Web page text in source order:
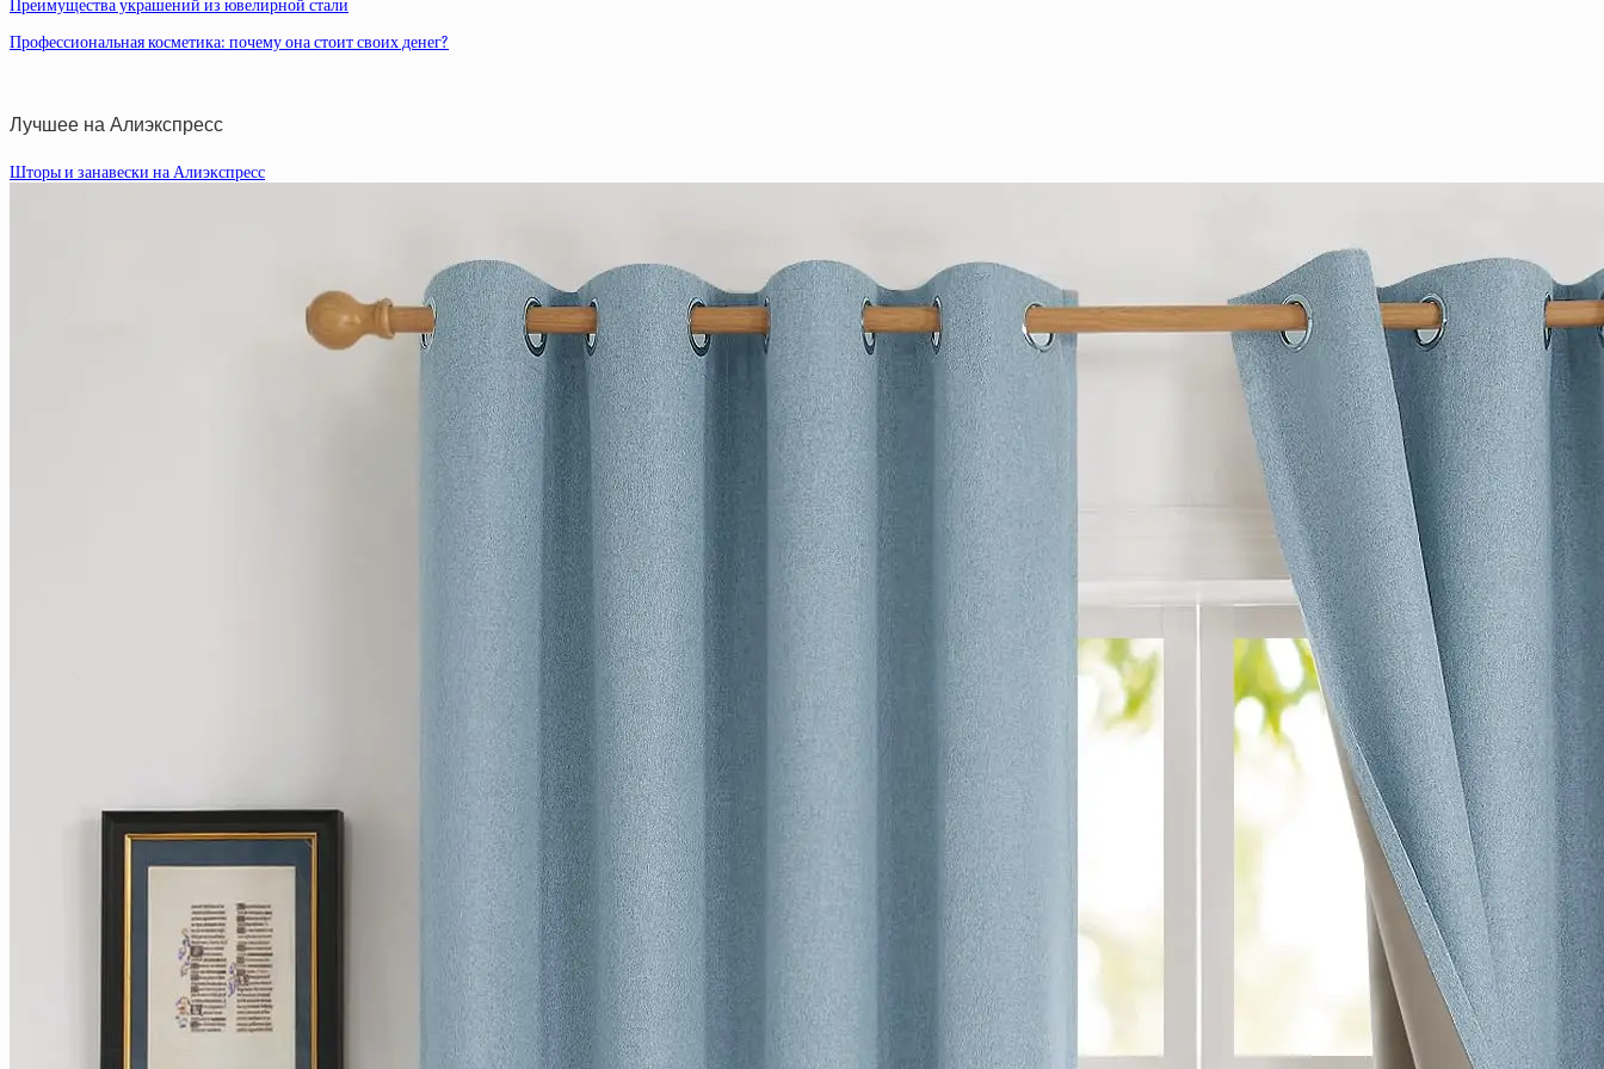
Преимущества украшений из ювелирной стали
Профессиональная косметика: почему она стоит своих денег?
Лучшее на Алиэкспресс
Шторы и занавески на Алиэкспресс